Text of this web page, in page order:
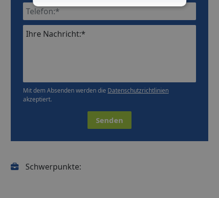
Ihre Nachricht:*
Mit dem Absenden werden die Datenschutzrichtlinien
akzeptiert.
Senden
Schwerpunkte: